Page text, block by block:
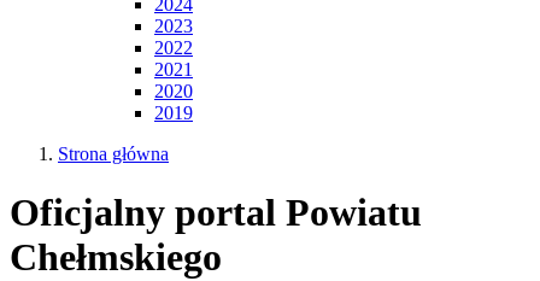
2024
2023
2022
2021
2020
2019
Strona główna
Oficjalny portal Powiatu
Chełmskiego